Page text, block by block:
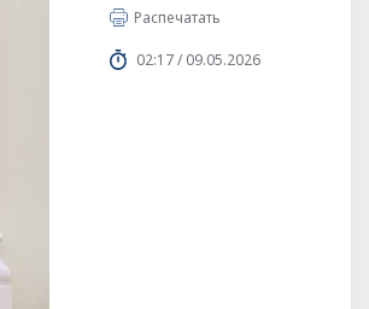
Распечатать
02:17 / 09.05.2026